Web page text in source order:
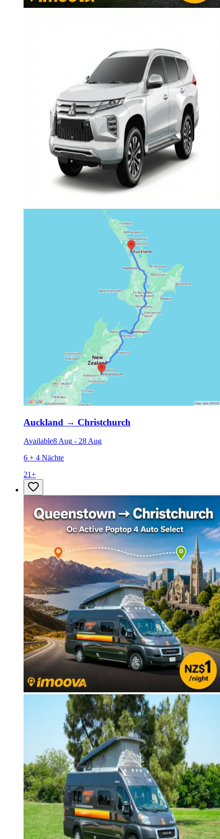
Auckland → Christchurch
Available8 Aug - 28 Aug
6 + 4 Nächte
21+